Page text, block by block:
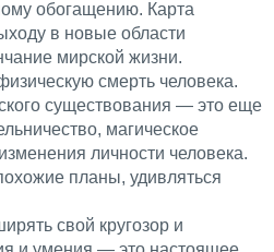
обогащению. Карта
в новые области
мирской жизни.
смерть человека.
существования — это еще
магическое
личности человека.
планы, удивляться
свой кругозор и